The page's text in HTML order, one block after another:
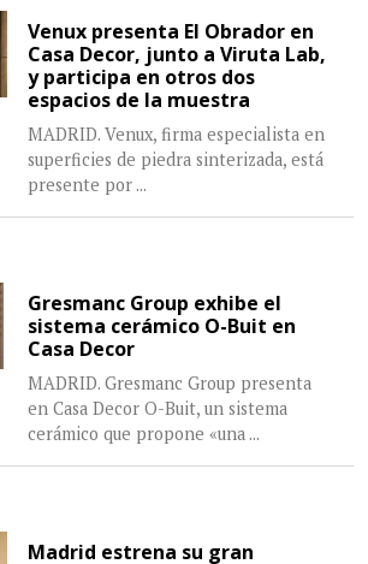
Venux presenta El Obrador en
Casa Decor, junto a Viruta Lab,
y participa en otros dos
espacios de la muestra
MADRID. Venux, firma especialista en
superficies de piedra sinterizada, está
presente por ...
Gresmanc Group exhibe el
sistema cerámico O-Buit en
Casa Decor
MADRID. Gresmanc Group presenta
en Casa Decor O-Buit, un sistema
cerámico que propone «una ...
Madrid estrena su gran